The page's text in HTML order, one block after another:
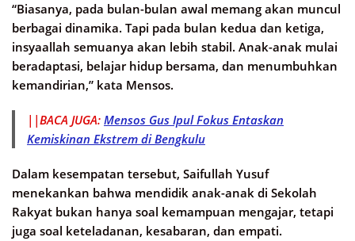
“Biasanya, pada bulan-bulan awal memang akan muncul
berbagai dinamika. Tapi pada bulan kedua dan ketiga,
insyaallah semuanya akan lebih stabil. Anak-anak mulai
beradaptasi, belajar hidup bersama, dan menumbuhkan
kemandirian,” kata Mensos.
||BACA JUGA: Mensos Gus Ipul Fokus Entaskan
Kemiskinan Ekstrem di Bengkulu
Dalam kesempatan tersebut, Saifullah Yusuf
menekankan bahwa mendidik anak-anak di Sekolah
Rakyat bukan hanya soal kemampuan mengajar, tetapi
juga soal keteladanan, kesabaran, dan empati.